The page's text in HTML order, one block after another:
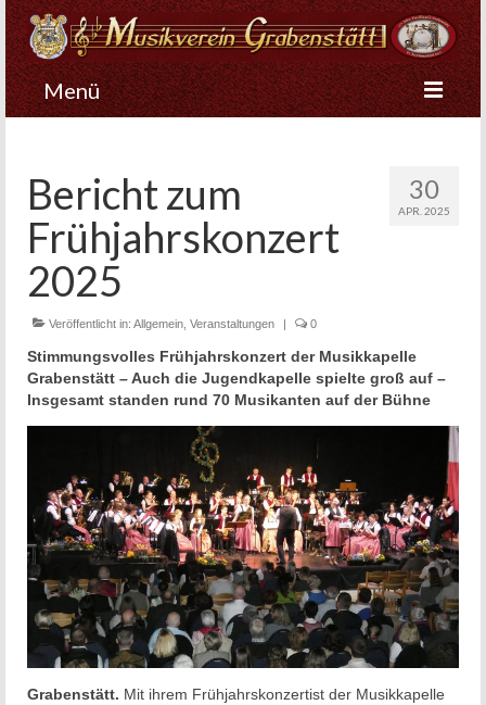
Menü
Der Verein
Musikkapelle
Nachwuchs
30
APR. 2025
Bericht zum
Frühjahrskonzert
2025
Veröffentlicht in: Allgemein Veranstaltungen | 0
Stimmungsvolles Frühjahrskonzert der Musikkapelle
Grabenstätt – Auch die Jugendkapelle spielte groß auf –
Insgesamt standen rund 70 Musikanten auf der Bühne
Grabenstätt. Mit ihrem Frühjahrskonzertist der Musikkapelle